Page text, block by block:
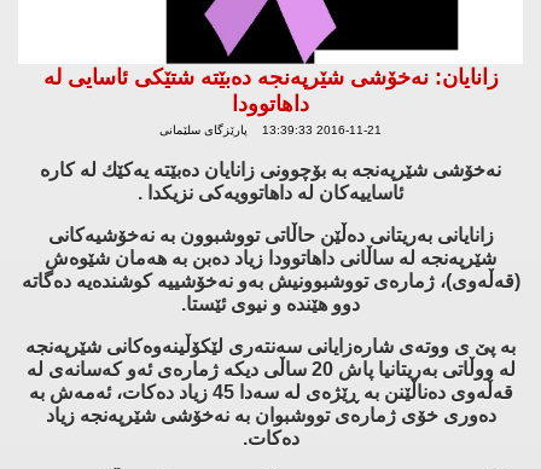
زانایان: نه‌خۆشی شێرپه‌نجه‌ ده‌بێته‌ شتێكی ئاسایی له‌
داهاتوودا
2016-11-21 13:39:33 پارێزگای سلێمانی
نه‌خۆشی شێرپه‌نجه‌ به‌ بۆچوونی زانایان ده‌بێته‌ یه‌كێك له‌ كاره‌
ئاساییه‌كان له‌ داهاتوویه‌كی نزیكدا .
زانایانی به‌ریتانی ده‌ڵێن حاڵاتی تووشبوون به‌ نه‌خۆشیه‌كانی
شێرپه‌نجه‌ له‌ ساڵانی داهاتوودا زیاد ده‌بن به‌ هه‌مان شێوه‌ش
(قه‌ڵه‌وی)، ژماره‌ی تووشبوونیش به‌و نه‌خۆشییه‌ كوشنده‌یه‌ ده‌گاته‌
دوو هێنده‌ و نیوی ئێستا.
به‌ پێ ی ووته‌ی شاره‌زایانی سه‌نته‌ری لێكۆڵینه‌وه‌كانی شێرپه‌نجه‌
له‌ ووڵاتی به‌ریتانیا پاش 20 ساڵی دیكه‌ ژماره‌ی ئه‌و كه‌سانه‌ی له‌
قه‌ڵه‌وی ده‌ناڵێنن به‌ ڕێژه‌ی له‌ سه‌دا 45 زیاد ده‌كات، ئه‌مه‌ش به‌
ده‌وری خۆی ژماره‌ی تووشبوان به‌ نه‌خۆشی شێرپه‌نجه‌ زیاد
ده‌كات.